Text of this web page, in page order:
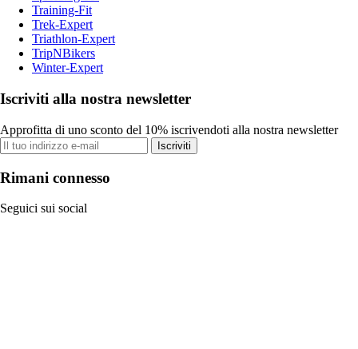
Training-Fit
Trek-Expert
Triathlon-Expert
TripNBikers
Winter-Expert
Iscriviti alla nostra newsletter
Approfitta di uno sconto del 10% iscrivendoti alla nostra newsletter
Iscriviti
Rimani connesso
Seguici sui social